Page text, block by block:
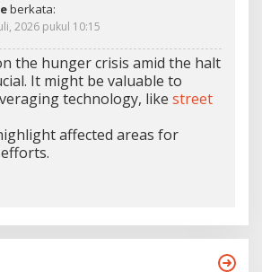
berkata:
2026 pukul 10:15
the hunger crisis amid the halt
It might be valuable to
technology, like street
affected areas for